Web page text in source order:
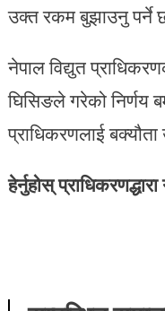
उक्त रकम बुझाउनु पर्ने
नेपाल विद्युत
घिसिङले गरेको निर्णय
प्राधिकरणलाई
हेर्नुहोस्